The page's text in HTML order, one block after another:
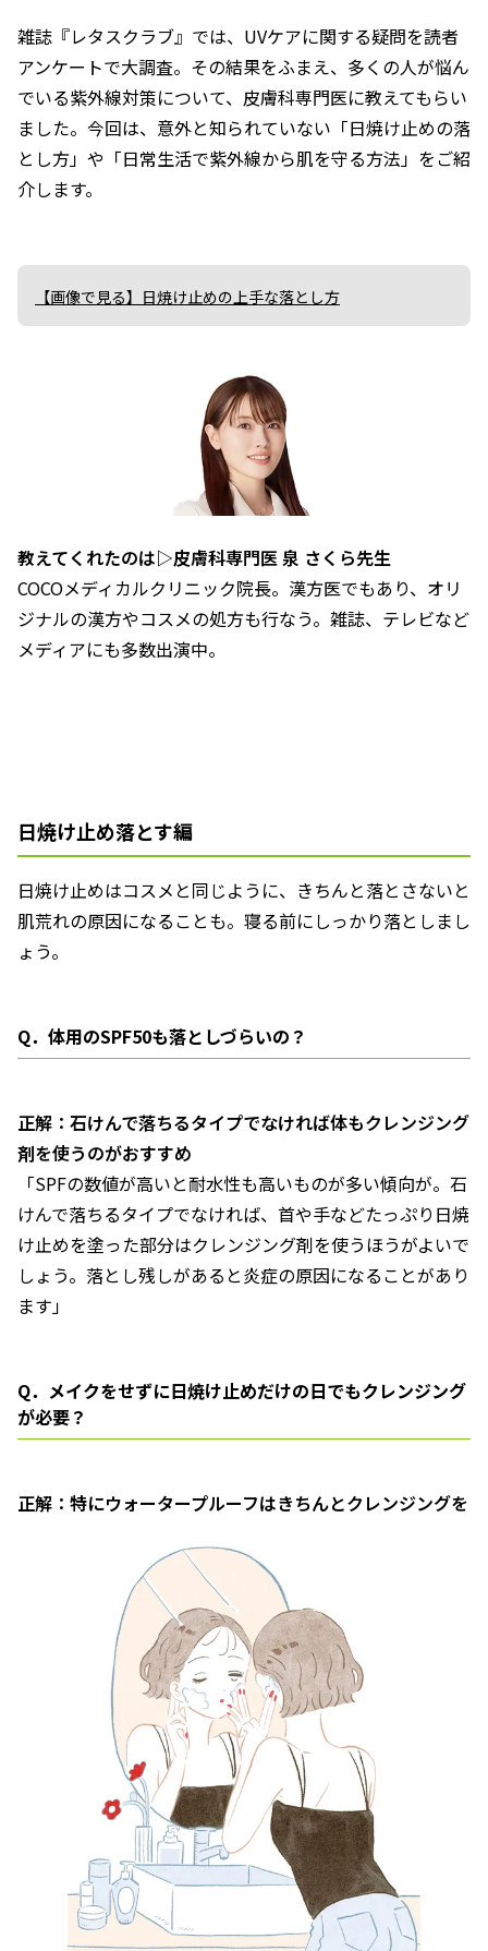
雑誌『レタスクラブ』では、UVケアに関する疑問を読者
アンケートで大調査。その結果をふまえ、多くの人が悩ん
でいる紫外線対策について、皮膚科専門医に教えてもらい
ました。今回は、意外と知られていない「日焼け止めの落
とし方」や「日常生活で紫外線から肌を守る方法」をご紹
介します。
【画像で見る】日焼け止めの上手な落とし方
教えてくれたのは▷皮膚科専門医 泉 さくら先生
COCOメディカルクリニック院長。漢方医でもあり、オリ
ジナルの漢方やコスメの処方も行なう。雑誌、テレビなど
メディアにも多数出演中。
日焼け止め落とす編
日焼け止めはコスメと同じように、きちんと落とさないと
肌荒れの原因になることも。寝る前にしっかり落としまし
ょう。
Q．体用のSPF50も落としづらいの？
正解：石けんで落ちるタイプでなければ体もクレンジング
剤を使うのがおすすめ
「SPFの数値が高いと耐水性も高いものが多い傾向が。石
けんで落ちるタイプでなければ、首や手などたっぷり日焼
け止めを塗った部分はクレンジング剤を使うほうがよいで
しょう。落とし残しがあると炎症の原因になることがあり
ます」
Q．メイクをせずに日焼け止めだけの日でもクレンジング
が必要？
正解：特にウォータープルーフはきちんとクレンジングを